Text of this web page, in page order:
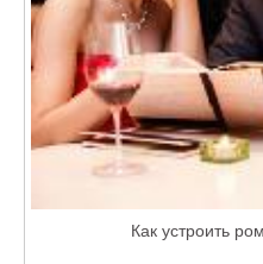
Как устроить